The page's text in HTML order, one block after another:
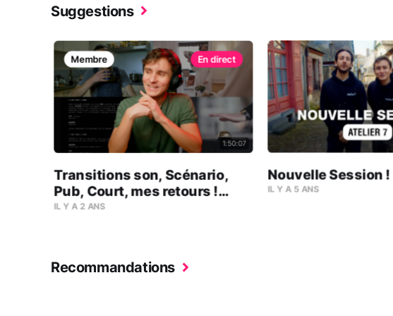
Suggestions
1:50:07
Membre
Transitions son, Scénario,
Pub, Court, mes retours !
(janvier 2025)
IL Y A 2 ANS
Nouvelle Session
IL Y A 5 ANS
Recommandations